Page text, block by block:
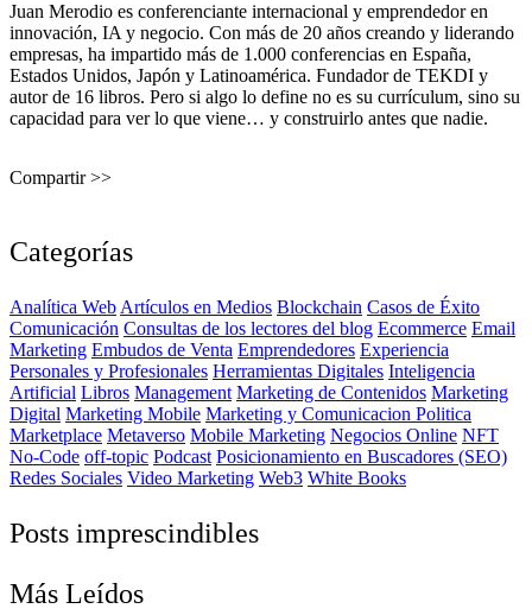
Juan Merodio es conferenciante internacional y emprendedor en
innovación, IA y negocio. Con más de 20 años creando y liderando
empresas, ha impartido más de 1.000 conferencias en España,
Estados Unidos, Japón y Latinoamérica. Fundador de TEKDI y
autor de 16 libros. Pero si algo lo define no es su currículum, sino su
capacidad para ver lo que viene… y construirlo antes que nadie.
Compartir >>
Categorías
Analítica Web Artículos en Medios Blockchain Casos de Éxito
Comunicación Consultas de los lectores del blog Ecommerce Email
Marketing Embudos de Venta Emprendedores Experiencia
Personales y Profesionales Herramientas Digitales Inteligencia
Artificial Libros Management Marketing de Contenidos Marketing
Digital Marketing Mobile Marketing y Comunicacion Politica
Marketplace Metaverso Mobile Marketing Negocios Online NFT
No-Code off-topic Podcast Posicionamiento en Buscadores (SEO)
Redes Sociales Video Marketing Web3 White Books
Posts imprescindibles
Más Leídos